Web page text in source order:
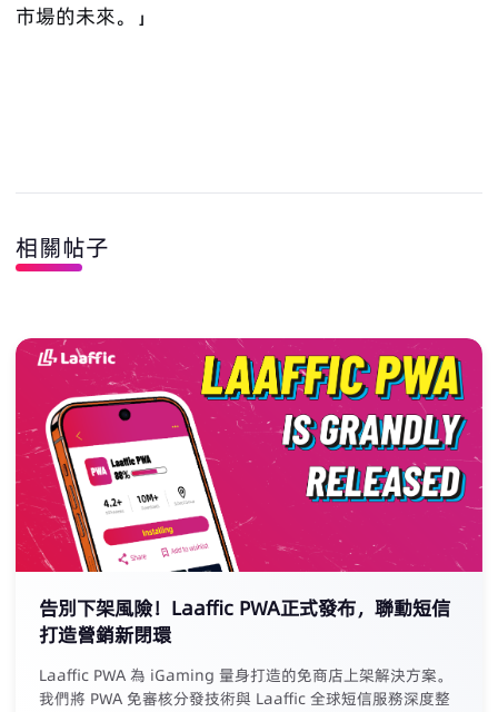
市場的未來。」
相關帖子
告別下架風險！Laaffic PWA正式發布，聯動短信
打造營銷新閉環
Laaffic PWA 為 iGaming 量身打造的免商店上架解決方案。
我們將 PWA 免審核分發技術與 Laaffic 全球短信服務深度整